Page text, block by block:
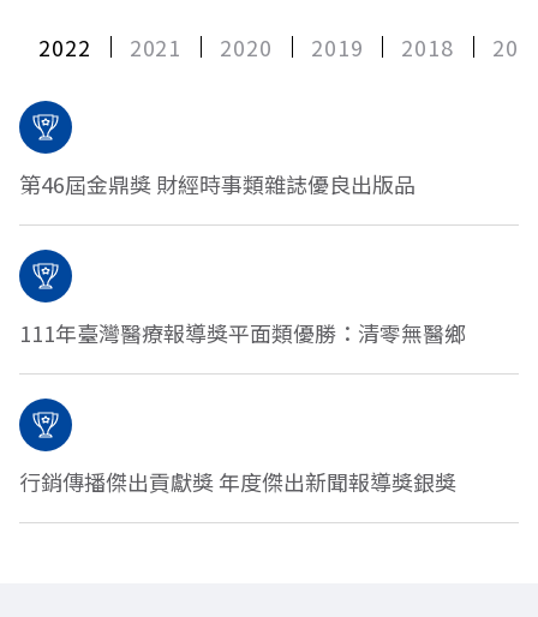
2022 2021 2020 2019 2018
第46屆金鼎獎 財經時事類雜誌優良出版品
111年臺灣醫療報導獎平面類優勝：清零無醫鄉
行銷傳播傑出貢獻獎 年度傑出新聞報導獎銀獎